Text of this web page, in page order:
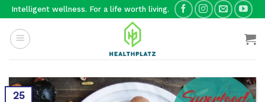
Skip
content
Intelligent wellness. For a life worth living.
25